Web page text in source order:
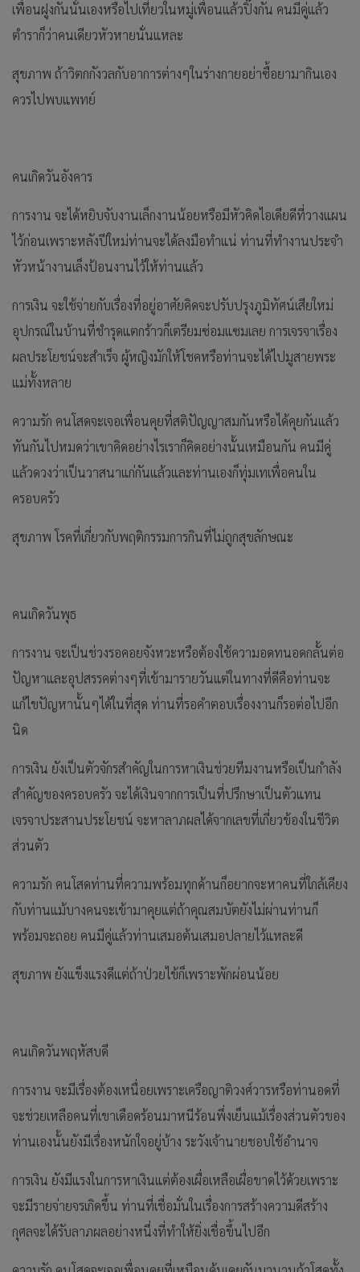
เพื่อนฝูงกันนั่นเองหรือไปเที่ยวในหมู่เพื่อนแล้วปิ๊งกัน คนมีคู่แล้ว
ตำราก็ว่าคนเดียวหัวหายนั่นแหละ
สุขภาพ ถ้าวิตกกังวลกับอาการต่างๆในร่างกายอย่าซื้อยามากินเอง
ควรไปพบแพทย์
คนเกิดวันอังคาร
การงาน จะได้หยิบจับงานเล็กงานน้อยหรือมีหัวคิดไอเดียดีที่วางแผน
ไว้ก่อนเพราะหลังปีใหม่ท่านจะได้ลงมือทำแน่ ท่านที่ทำงานประจำ
หัวหน้างานเล็งป้อนงานไว้ให้ท่านแล้ว
การเงิน จะใช้จ่ายกับเรื่องที่อยู่อาศัยคิดจะปรับปรุงภูมิทัศน์เสียใหม่
อุปกรณ์ในบ้านที่ชำรุดแตกร้าวก็เตรียมซ่อมแซมเลย การเจรจาเรื่อง
ผลประโยชน์จะสำเร็จ ผู้หญิงมักให้โชคหรือท่านจะได้ไปมูสายพระ
แม่ทั้งหลาย
ความรัก คนโสดจะเจอเพื่อนคุยที่สติปัญญาสมกันหรือได้คุยกันแล้ว
ทันกันไปหมดว่าเขาคิดอย่างไรเราก็คิดอย่างนั้นเหมือนกัน คนมีคู่
แล้วดวงว่าเป็นวาสนาแก่กันแล้วและท่านเองก็ทุ่มเทเพื่อคนใน
ครอบครัว
สุขภาพ โรคที่เกี่ยวกับพฤติกรรมการกินที่ไม่ถูกสุขลักษณะ
คนเกิดวันพุธ
การงาน จะเป็นช่วงรอคอยจังหวะหรือต้องใช้ความอดทนอดกลั้นต่อ
ปัญหาและอุปสรรคต่างๆที่เข้ามารายวันแต่ในทางที่ดีคือท่านจะ
แก้ไขปัญหานั้นๆได้ในที่สุด ท่านที่รอคำตอบเรื่องงานก็รอต่อไปอีก
นิด
การเงิน ยังเป็นตัวจักรสำคัญในการหาเงินช่วยทีมงานหรือเป็นกำลัง
สำคัญของครอบครัว จะได้เงินจากการเป็นที่ปรึกษาเป็นตัวแทน
เจรจาประสานประโยชน์ จะหาลาภผลได้จากเลขที่เกี่ยวข้องในชีวิต
ส่วนตัว
ความรัก คนโสดท่านที่ความพร้อมทุกด้านก็อยากจะหาคนที่ใกล้เคียง
กับท่านแม้บางคนจะเข้ามาคุยแต่ถ้าคุณสมบัตยังไม่ผ่านท่านก็
พร้อมจะถอย คนมีคู่แล้วท่านเสมอต้นเสมอปลายไว้แหละดี
สุขภาพ ยังแข็งแรงดีแต่ถ้าป่วยไข้ก็เพราะพักผ่อนน้อย
คนเกิดวันพฤหัสบดี
การงาน จะมีเรื่องต้องเหนื่อยเพราะเครือญาติวงศ์วารหรือท่านอดที่
จะช่วยเหลือคนที่เขาเดือดร้อนมาหนีร้อนพึ่งเย็นแม้เรื่องส่วนตัวของ
ท่านเองนั้นยังมีเรื่องหนักใจอยู่บ้าง ระวังเจ้านายชอบใช้อำนาจ
การเงิน ยังมีแรงในการหาเงินแต่ต้องเผื่อเหลือเผื่อขาดไว้ด้วยเพราะ
จะมีรายจ่ายจรเกิดขึ้น ท่านที่เชื่อมั่นในเรื่องการสร้างความดีสร้าง
กุศลจะได้รับลาภผลอย่างหนึ่งที่ทำให้ยิ่งเชื่อขึ้นไปอีก